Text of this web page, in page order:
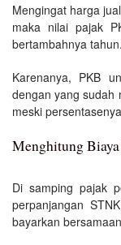
Mengingat harga
maka nilai pajak
bertambahnya tahun.
Karenanya, PKB
dengan yang sudah
meski
Menghitung
Di samping pajak
perpanjangan
bayarkan